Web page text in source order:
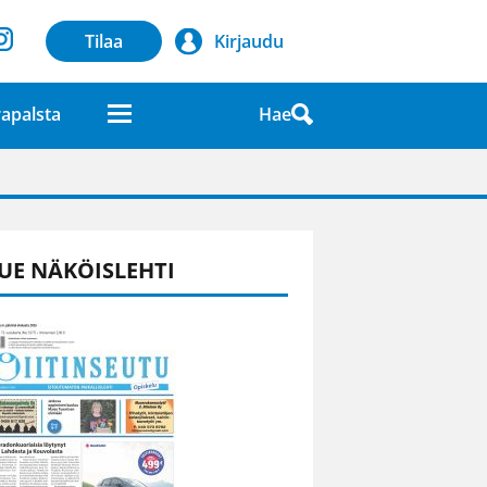
Tilaa Kirjaudu
Hae
lehdessä
NÄKÖISLEHTI